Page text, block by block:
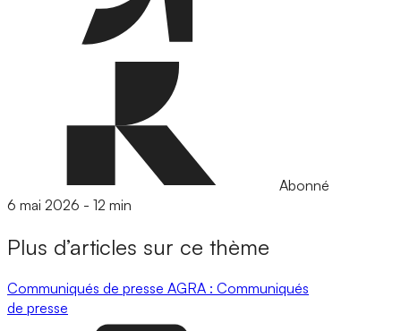
Abonné
6 mai 2026 - 12 min
Plus d’articles sur ce thème
Communiqués de presse AGRA : Communiqués
de presse